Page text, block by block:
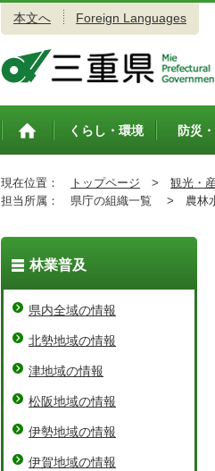
本文へ Foreign Languages
トップペ
くらし・環境 防災
現在位置： トップページ > 観光・
担当所属：
県庁の組織一覧 > 農林
林業普及
県内全域の情報
北勢地域の情報
津地域の情報
松阪地域の情報
伊勢地域の情報
伊賀地域の情報